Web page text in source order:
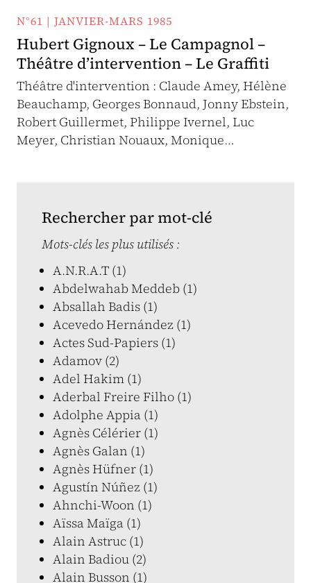
N°61 | JANVIER-MARS 1985
Hubert Gignoux – Le Campagnol –
Théâtre d’intervention – Le Graffiti
Théâtre d'intervention : Claude Amey, Hélène
Beauchamp, Georges Bonnaud, Jonny Ebstein,
Robert Guillermet, Philippe Ivernel, Luc
Meyer, Christian Nouaux, Monique…
Rechercher par mot-clé
Mots-clés les plus utilisés :
A.N.R.A.T (1)
Abdelwahab Meddeb (1)
Absallah Badis (1)
Acevedo Hernández (1)
Actes Sud-Papiers (1)
Adamov (2)
Adel Hakim (1)
Aderbal Freire Filho (1)
Adolphe Appia (1)
Agnès Célérier (1)
Agnès Galan (1)
Agnès Hüfner (1)
Agustín Núñez (1)
Ahnchi-Woon (1)
Aïssa Maïga (1)
Alain Astruc (1)
Alain Badiou (2)
Alain Busson (1)